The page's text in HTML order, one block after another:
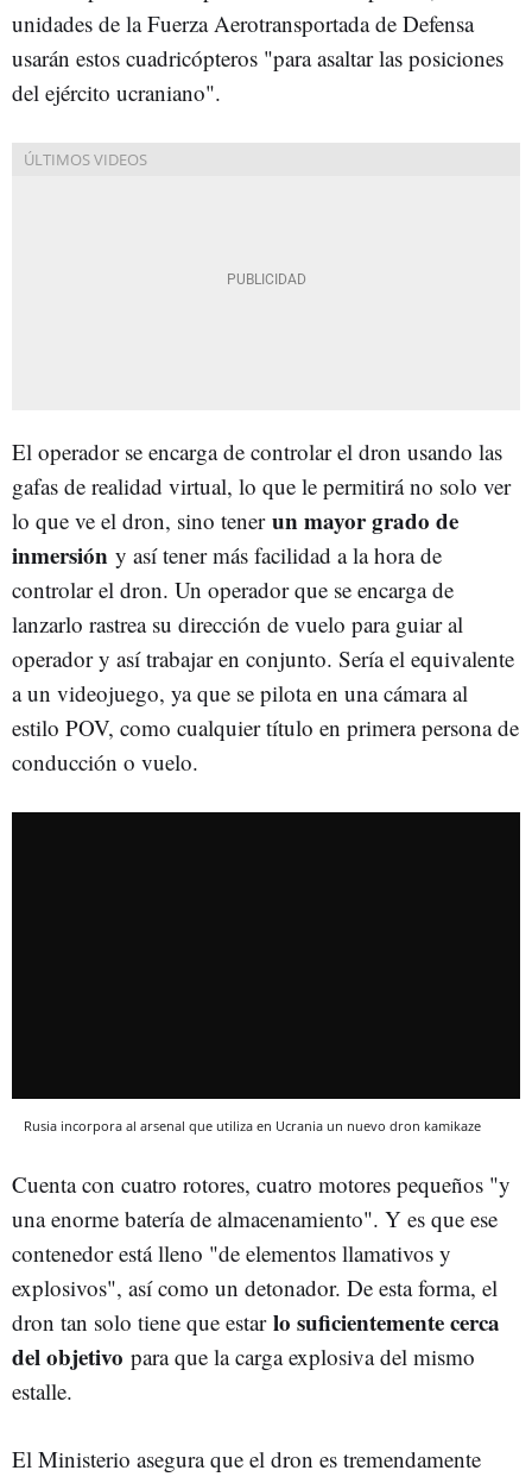
unidades de la Fuerza Aerotransportada de Defensa
usarán estos cuadricópteros "para asaltar las posiciones
del ejército ucraniano".
El operador se encarga de controlar el dron usando las
gafas de realidad virtual, lo que le permitirá no solo ver
lo que ve el dron, sino tener un mayor grado de
inmersión y así tener más facilidad a la hora de
controlar el dron. Un operador que se encarga de
lanzarlo rastrea su dirección de vuelo para guiar al
operador y así trabajar en conjunto. Sería el equivalente
a un videojuego, ya que se pilota en una cámara al
estilo POV, como cualquier título en primera persona de
conducción o vuelo.
Rusia incorpora al arsenal que utiliza en Ucrania un nuevo dron kamikaze
Cuenta con cuatro rotores, cuatro motores pequeños "y
una enorme batería de almacenamiento". Y es que ese
contenedor está lleno "de elementos llamativos y
explosivos", así como un detonador. De esta forma, el
dron tan solo tiene que estar lo suficientemente cerca
del objetivo para que la carga explosiva del mismo
estalle.
El Ministerio asegura que el dron es tremendamente